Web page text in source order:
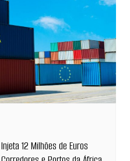
12 Milhões de Euros